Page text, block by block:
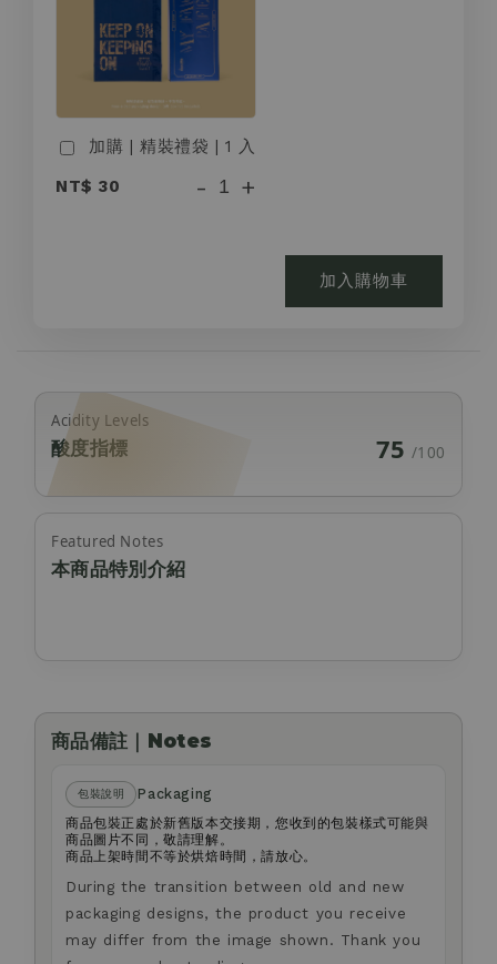
加購 | 精裝禮袋 | 1 入
NT$ 30
- +
加入購物車
Acidity Levels
酸度指標 75 /100
Featured Notes
本商品特別介紹
商品備註｜Notes
包裝說明
Packaging
商品包裝正處於新舊版本交接期，您收到的包裝樣式可能與
商品圖片不同，敬請理解。
商品上架時間不等於烘焙時間，請放心。
During the transition between old and new
packaging designs, the product you receive
may differ from the image shown. Thank you